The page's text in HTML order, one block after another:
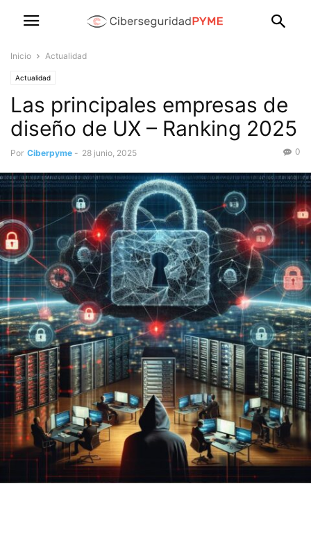
Inicio Actualidad
Actualidad
Las principales empresas de
diseño de UX – Ranking 2025
Por Ciberpyme - 28 junio, 2025 0